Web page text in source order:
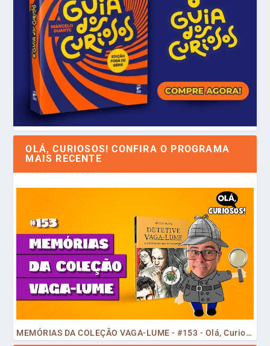
OLÁ, CURIOSOS! CONFIRA O PROGRAMA
MAIS RECENTE
MEMÓRIAS DA COLEÇÃO VAGA-LUME - #153 - Olá, Curiosos! 2023